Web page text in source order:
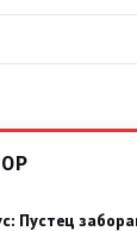
Пустец